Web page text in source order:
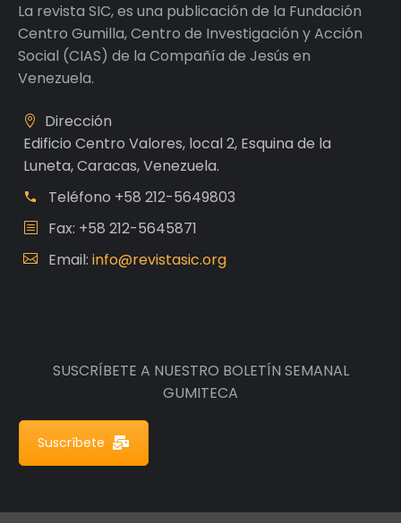
La revista SIC, es una publicación de la Fundación
Centro Gumilla, Centro de Investigación y Acción
Social (CIAS) de la Compañía de Jesús en
Venezuela.
Dirección
Edificio Centro Valores, local 2, Esquina de la
Luneta, Caracas, Venezuela.
Teléfono +58 212-5649803
Fax: +58 212-5645871
Email: info@revistasic.org
SUSCRÍBETE A NUESTRO BOLETÍN SEMANAL
GUMITECA
Suscríbete